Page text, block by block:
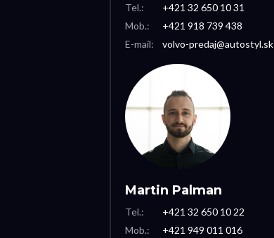
Tel.:
Mob.:
E-mail:
+421 32 650 10 31
+421 918 739 438
volvo-predaj@autostyl.sk
Martin Palman
Tel.:
Mob.:
+421 32 650 10 22
+421 949 011 016